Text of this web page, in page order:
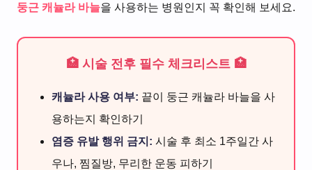
둥근 캐뉼라 바늘을 사용하는 병원인지 꼭 확인해 보세요.
🏥 시술 전후 필수 체크리스트 🏥
캐뉼라 사용 여부: 끝이 둥근 캐뉼라 바늘을 사
용하는지 확인하기
염증 유발 행위 금지: 시술 후 최소 1주일간 사
우나, 찜질방, 무리한 운동 피하기